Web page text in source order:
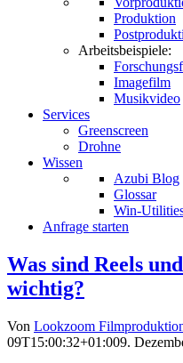
Produktion
Arbeitsbeispiele:
Imagefilm
Musikvideo
Services
Greenscreen
Drohne
Wissen
Azubi Blog
Glossar
Win-
Anfrage starten
Was sind Reels
wichtig?
Von Lookzoom
09T15:00:32+01:009.